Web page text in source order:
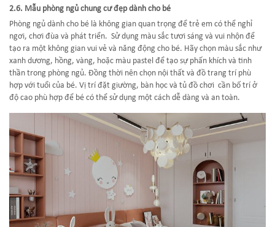
2.6. Mẫu phòng ngủ chung cư đẹp dành cho bé
Phòng ngủ dành cho bé là không gian quan trọng để trẻ em có thể nghỉ
ngơi, chơi đùa và phát triển. Sử dụng màu sắc tươi sáng và vui nhộn để
tạo ra một không gian vui vẻ và năng động cho bé. Hãy chọn màu sắc như
xanh dương, hồng, vàng, hoặc màu pastel để tạo sự phấn khích và tinh
thần trong phòng ngủ. Đồng thời nên chọn nội thất và đồ trang trí phù
hợp với tuổi của bé. Vị trí đặt giường, bàn học và tủ đồ chơi cần bố trí ở
độ cao phù hợp để bé có thể sử dụng một cách dễ dàng và an toàn.